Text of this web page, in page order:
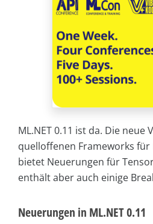
ML.NET 0.11 ist da. Die neue
quelloffenen Frameworks für
bietet Neuerungen für
enthält aber auch einige
Neuerungen in ML.NET 0.11